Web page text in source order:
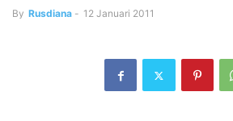
By Rusdiana - 12 Januari 2011